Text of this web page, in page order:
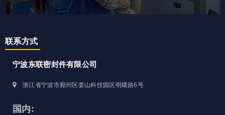
联系方式
宁波东联密封件有限公司
浙江省宁波市鄞州区姜山科技园区明曙路6号
国内: